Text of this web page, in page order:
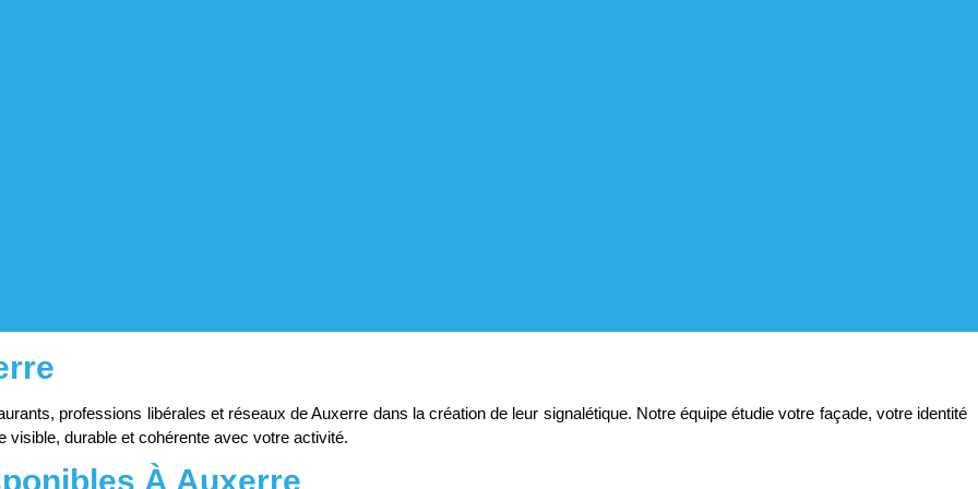
professions libérales et réseaux de Auxerre dans la création de leur signalétique. Notre équipe étudie votre façade, votre identité
durable et cohérente avec votre activité.
À Auxerre